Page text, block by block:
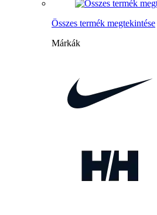
Összes termék megtekintése
Márkák